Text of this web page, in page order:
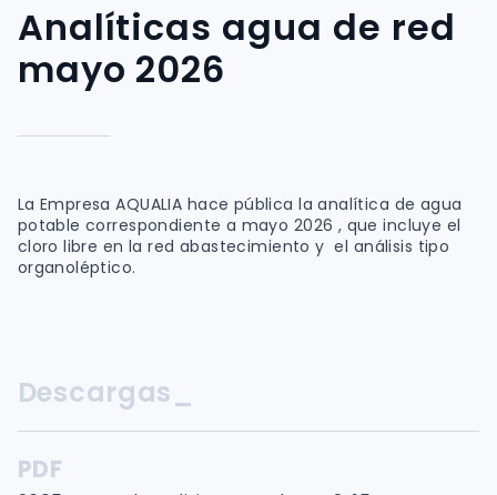
Analíticas agua de red
mayo 2026
La Empresa AQUALIA hace pública la analítica de agua
potable correspondiente a mayo 2026 , que incluye el
cloro libre en la red abastecimiento y el análisis tipo
organoléptico.
Descargas_
PDF